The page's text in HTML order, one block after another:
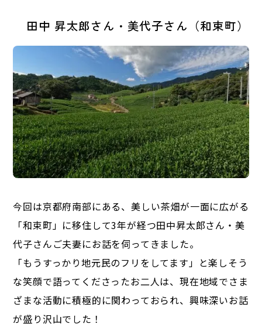
田中 昇太郎さん・美代子さん（和束町）
今回は京都府南部にある、美しい茶畑が一面に広がる
「和束町」に移住して3年が経つ田中昇太郎さん・美
代子さんご夫妻にお話を伺ってきました。
「もうすっかり地元民のフリをしてます」と楽しそう
な笑顔で語ってくださったお二人は、現在地域でさま
ざまな活動に積極的に関わっておられ、興味深いお話
が盛り沢山でした！